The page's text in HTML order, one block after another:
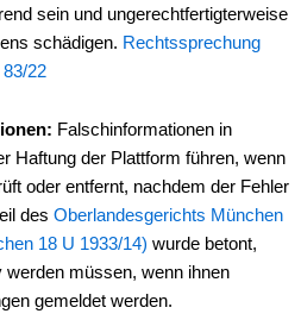
sein und ungerechtfertigterweise
schädigen. Rechtssprechung
22
Falschinformationen in
Haftung der Plattform führen, wenn
oder entfernt, nachdem der Fehler
des Oberlandesgerichts München
18 U 1933/14) wurde betont,
müssen, wenn ihnen
gemeldet werden.